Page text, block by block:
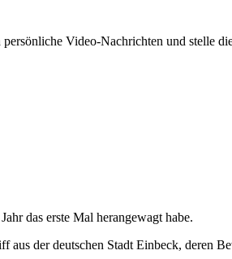
Video-Nachrichten und stelle
das erste Mal herangewagt habe.
der deutschen Stadt Einbeck, deren